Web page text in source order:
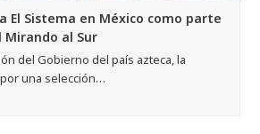
El Sistema en México como parte
al Sur
del Gobierno del país azteca, la
una selección…